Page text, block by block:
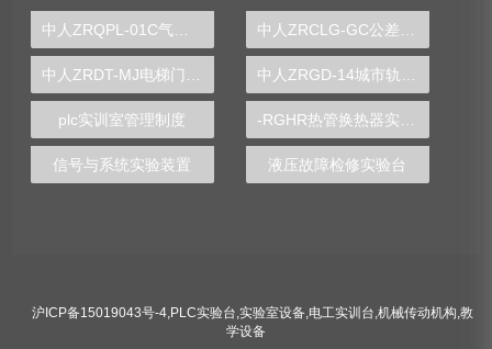
plc实训室管理制度
信号与系统实验装置 液压故障检修实验台
沪ICP备15019043号-4 PLC实验台 实验室设备 电工实训台 机械传动机构 教
学设备